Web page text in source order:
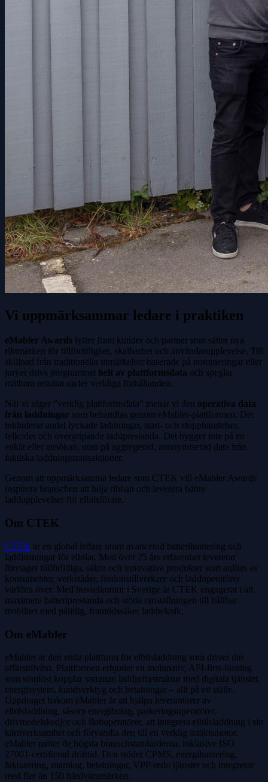
Vi uppmärksammar ledare i praktiken
eMabler Awards lyfter fram kunder och partner som sätter nya
riktmärken för tillförlitlighet, skalbarhet och användarupplevelse. Till
skillnad från traditionella utmärkelser baserade på nomineringar eller
juryer drivs programmet helt av plattformsdata och speglar
mätbara resultat under verkliga förhållanden.
När vi säger ”verklig plattformsdata” menar vi den operativa data
från laddningar som behandlas genom eMabler-plattformen. Det
inkluderar andel lyckade laddningar, start- och stopphändelser,
felkoder och övergripande laddprestanda. Det bygger inte på en
enkät eller ansökan, utan på aggregerad, anonymiserad data från
faktiska laddningstransaktioner.
Genom att uppmärksamma ledare som CTEK vill eMabler Awards
inspirera branschen att höja ribban och leverera bättre
laddupplevelser för elbilsförare.
Om CTEK
CTEK är en global ledare inom avancerad batterihantering och
laddlösningar för elbilar. Med över 25 års erfarenhet levererar
företaget tillförlitliga, säkra och innovativa produkter som anlitas av
konsumenter, verkstäder, fordonstillverkare och laddoperatörer
världen över. Med huvudkontor i Sverige är CTEK engagerat i att
maximera batteriprestanda och stötta omställningen till hållbar
mobilitet med pålitlig, framtidssäker laddteknik.
Om eMabler
eMabler är den enda plattform för elbilsladdning som driver din
affärstillväxt. Plattformen erbjuder en molnnativ, API-first-lösning
som sömlöst kopplar samman laddinfrastruktur med digitala tjänster,
energisystem, kundverktyg och betalningar – allt på ett ställe.
Uppdraget bakom eMabler är att hjälpa leverantörer av
elbilsladdning, såsom energibolag, parkeringsoperatörer,
drivmedelskedjor och flottoperatörer, att integrera elbilsladdning i sin
kärnverksamhet och förvandla den till en verklig intäktsmotor.
eMabler möter de högsta branschstandarderna, inklusive ISO
27001-certifierad drifttid. Den stöder CPMS, energihantering,
fakturering, roaming, betalningar, VPP-redo tjänster och integrerar
med fler än 150 hårdvarumärken.